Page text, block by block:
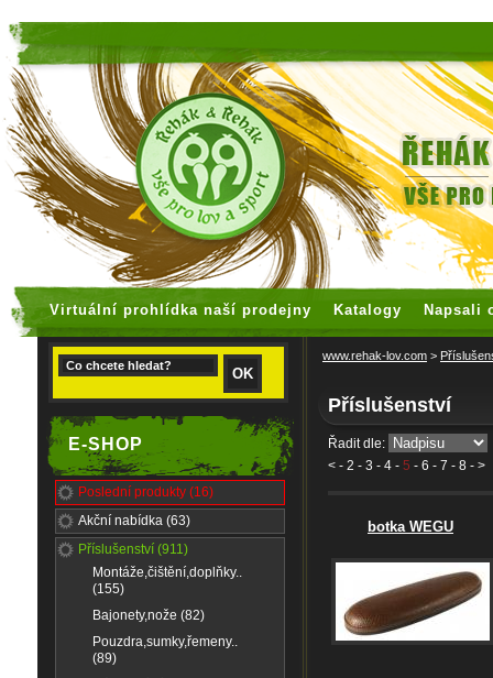
Virtuální prohlídka naší prodejny Katalogy Napsali
E-SHOP
Poslední produkty (16)
Akční nabídka (63)
Příslušenství (911)
Montáže,čištění,doplňky..
(155)
Bajonety,nože (82)
Pouzdra,sumky,řemeny..
(89)
www.rehak-lov.com >
Příslušenství
Řadit dle:
< - 2 - 3 - 4 - 5 - 6 - 7 - 8 - >
botka WEGU